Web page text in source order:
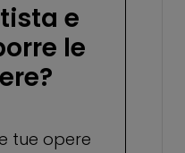
e
le
tue opere